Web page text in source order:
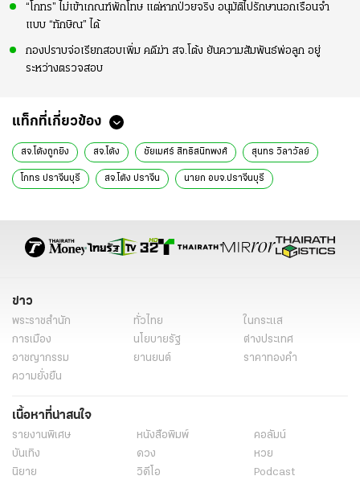
“โกทร” ไม่เข้าเกณฑ์พักโทษ แต่หากป่วยจริง อนุมัติไปรักษานอกเรือนจำ
แบบ “ทักษิณ” ได้
กองปราบจ่อเรียกสอบเพิ่ม คดีฆ่า สจ.โต้ง ยันความสัมพันธ์พ่อลูก อยู่
ระหว่างตรวจสอบ
แท็กที่เกี่ยวข้อง
สจ.โต้งถูกยิง สจ.โต้ง ชัยเมศร์​ สิทธิสนิทพงศ์ สุนทร วิลาวัลย์
โกทร ปราจีนบุรี สจ.โต้ง ปราจีน นายก​ อบจ.ปราจีนบุรี​
ข่าววันนี้ ข่าวด่วน ข่าวทั่วไป
ข่าว
พระราชสำนัก ทั่วไทย
ในกระแส
การเมือง
นโยบายรัฐ
ต่างประเทศ
อาชญากรรม
ยานยนต์
ราคาทองคำ
ความยั่งยืน
เนื้อหาที่น่าสนใจ
รายงานพิเศษ หนังสือพิมพ์
คอลัมน์
บันเทิง
ดวง
หวย
นิยาย
วิดีโอ
Podcast